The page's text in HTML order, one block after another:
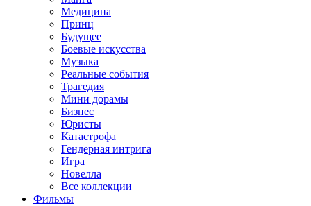
Медицина
Принц
Будущее
Боевые искусства
Музыка
Реальные события
Трагедия
Мини дорамы
Бизнес
Юристы
Катастрофа
Гендерная интрига
Игра
Новелла
Все коллекции
Фильмы